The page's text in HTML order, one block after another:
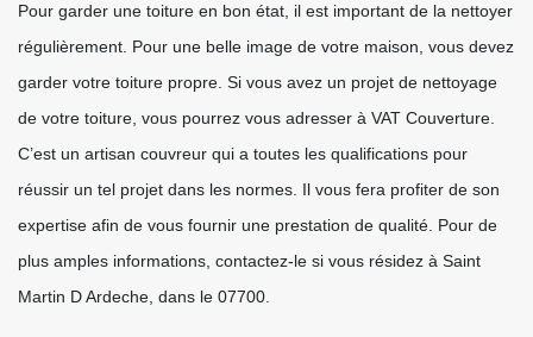
Pour garder une toiture en bon état, il est important de la nettoyer
régulièrement. Pour une belle image de votre maison, vous devez
garder votre toiture propre. Si vous avez un projet de nettoyage
de votre toiture, vous pourrez vous adresser à VAT Couverture.
C’est un artisan couvreur qui a toutes les qualifications pour
réussir un tel projet dans les normes. Il vous fera profiter de son
expertise afin de vous fournir une prestation de qualité. Pour de
plus amples informations, contactez-le si vous résidez à Saint
Martin D Ardeche, dans le 07700.